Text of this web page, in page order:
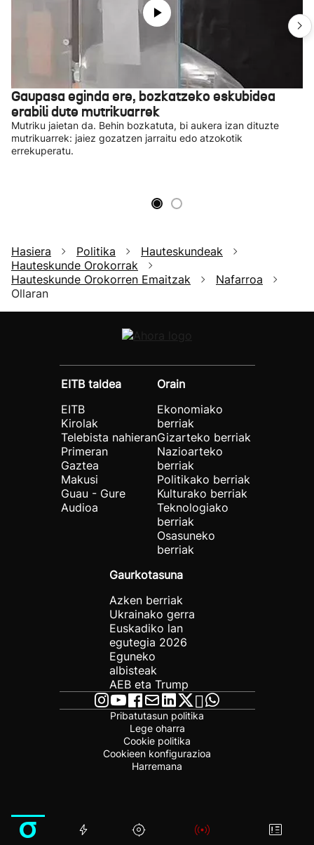
Gaupasa eginda ere, bozkatzeko eskubidea
erabili dute mutrikuarrek
Mutriku jaietan da. Behin bozkatuta, bi aukera izan dituzte
mutrikuarrek: jaiez gozatzen jarraitu edo atzokotik
errekuperatu.
Hasiera Politika
Hauteskundeak
Hauteskunde Orokorrak
Hauteskunde Orokorren Emaitzak
Nafarroa
Ollaran
EITB taldea
EITB
Kirolak
Telebista nahieran
Primeran
Gaztea
Makusi
Guau - Gure
Audioa
Orain
Ekonomiako
berriak
Gizarteko berriak
Nazioarteko
berriak
Politikako berriak
Kulturako berriak
Teknologiako
berriak
Osasuneko
berriak
Gaurkotasuna
Azken berriak
Ukrainako gerra
Euskadiko lan
egutegia 2026
Eguneko
albisteak
AEB eta Trump
Pribatutasun politika
Lege oharra
Cookie politika
Cookieen konfigurazioa
Harremana